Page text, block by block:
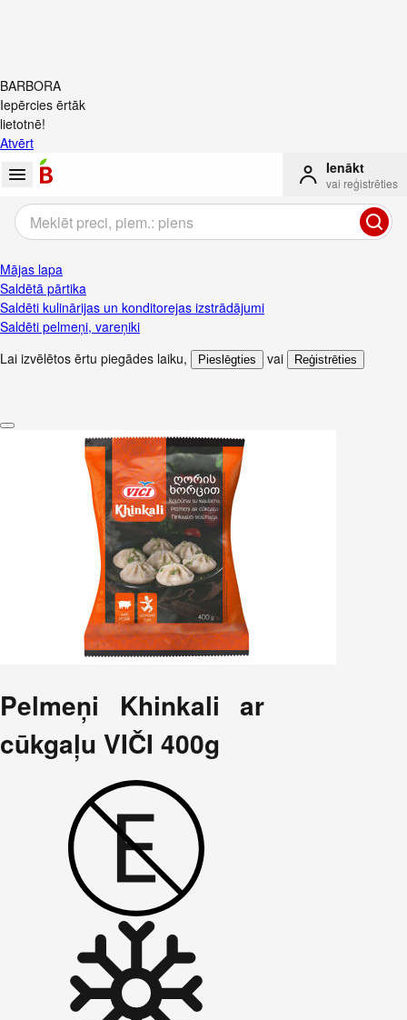
BARBORA
Iepērcies ērtāk
lietotnē!
Atvērt
Ienākt
vai reģistrēties
Mājas lapa
Saldētā pārtika
Saldēti kulinārijas un konditorejas izstrādājumi
Saldēti pelmeņi, vareņiki
Lai izvēlētos ērtu piegādes laiku, Pieslēgties vai Reģistrēties
Pelmeņi Khinkali ar
cūkgaļu VIČI 400g